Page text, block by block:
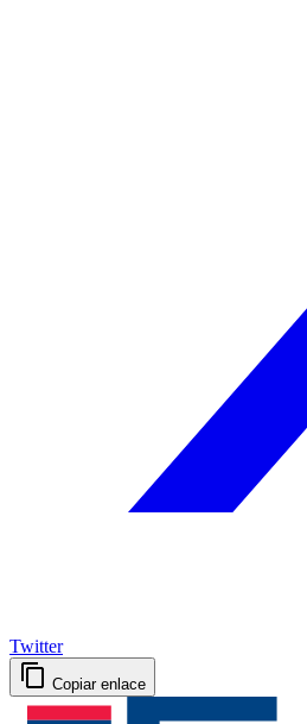
Twitter
Copiar enlace